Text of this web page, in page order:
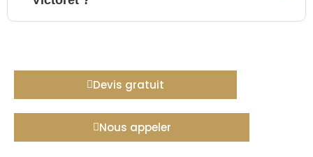
Devis gratuit
Nous appeler